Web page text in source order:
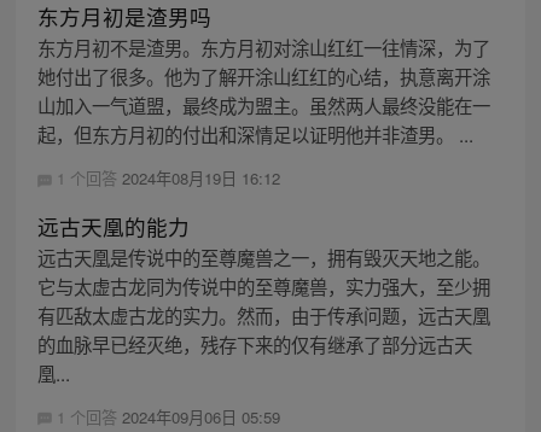
东方月初是渣男吗
东方月初不是渣男。东方月初对涂山红红一往情深，为了
她付出了很多。他为了解开涂山红红的心结，执意离开涂
山加入一气道盟，最终成为盟主。虽然两人最终没能在一
起，但东方月初的付出和深情足以证明他并非渣男。 ...
1 个回答 2024年08月19日 16:12
远古天凰的能力
远古天凰是传说中的至尊魔兽之一，拥有毁灭天地之能。
它与太虚古龙同为传说中的至尊魔兽，实力强大，至少拥
有匹敌太虚古龙的实力。然而，由于传承问题，远古天凰
的血脉早已经灭绝，残存下来的仅有继承了部分远古天
凰...
1 个回答 2024年09月06日 05:59